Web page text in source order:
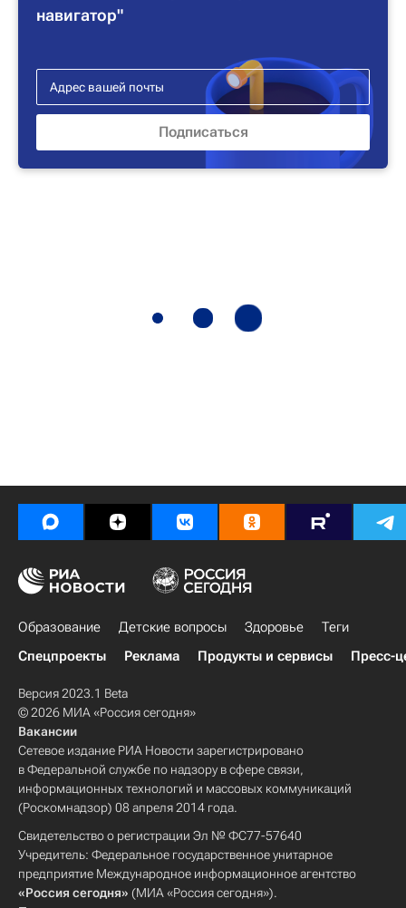
навигатор"
Образование Детские вопросы Здоровье
Теги
Спецпроекты
Реклама Продукты и сервисы Пресс-
Версия 2023.1 Beta
© 2026 МИА «Россия сегодня»
Вакансии
Сетевое издание РИА Новости зарегистрировано
в Федеральной службе по надзору в сфере связи,
информационных технологий и массовых коммуникаций
(Роскомнадзор) 08 апреля 2014 года.
Свидетельство о регистрации Эл № ФС77-57640
Учредитель: Федеральное государственное унитарное
предприятие Международное информационное агентство
«Россия сегодня» (МИА «Россия сегодня»).